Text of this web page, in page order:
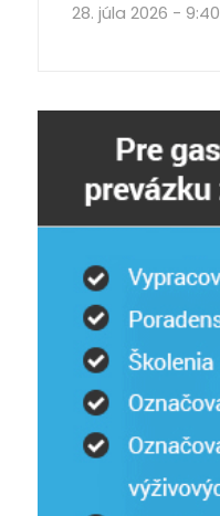
28. júla 2026 - 9:40